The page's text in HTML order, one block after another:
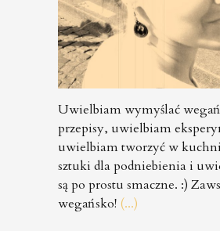
Uwielbiam wymyślać
przepisy, uwielbiam
uwielbiam tworzyć w kuchni
sztuki dla podniebienia i
są po prostu smaczne. :)
wegańsko! (...)